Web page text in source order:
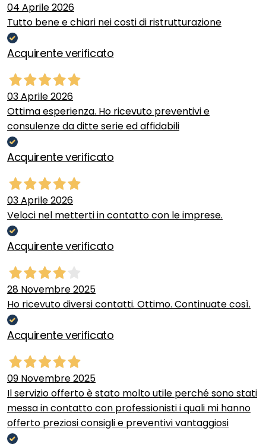
04 Aprile 2026
Tutto bene e chiari nei costi di ristrutturazione
Acquirente verificato
03 Aprile 2026
Ottima esperienza. Ho ricevuto preventivi e
consulenze da ditte serie ed affidabili
Acquirente verificato
03 Aprile 2026
Veloci nel metterti in contatto con le imprese.
Acquirente verificato
28 Novembre 2025
Ho ricevuto diversi contatti. Ottimo. Continuate così.
Acquirente verificato
09 Novembre 2025
Il servizio offerto è stato molto utile perché sono stati
messa in contatto con professionisti i quali mi hanno
offerto preziosi consigli e preventivi vantaggiosi